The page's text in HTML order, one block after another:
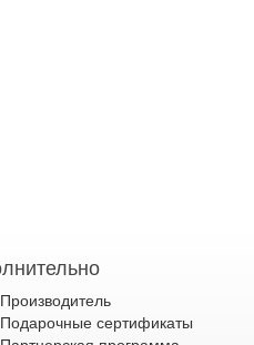
Производитель
Подарочные сертификаты